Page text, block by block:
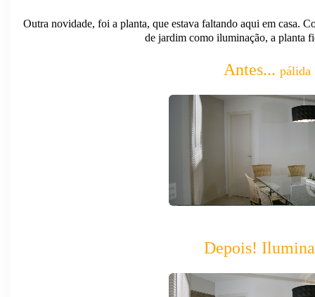
Outra novidade, foi a planta, que estava faltando aqui em casa.
de jardim como iluminação, a planta
Antes... pálida
Depois!